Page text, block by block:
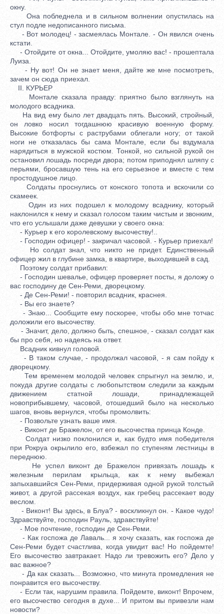
окну.
Она побледнела и в сильном волнении опустилась на
стул подле недописанного письма.
- Вот молодец! - засмеялась Монтале. - Он явился очень
кстати.
- Отойдите от окна... Отойдите, умоляю вас! - прошептала
Луиза.
- Ну вот! Он не знает меня, дайте же мне посмотреть,
зачем он сюда приехал.
II. КУРЬЕР
Монтале сказала правду: приятно было взглянуть на
молодого всадника.
На вид ему было лет двадцать пять. Высокий, стройный,
он ловко носил тогдашнюю красивую военную форму.
Высокие ботфорты с раструбами облегали ногу; от такой
ноги не отказалась бы сама Монтале, если бы вздумала
нарядиться в мужской костюм. Тонкой, но сильной рукой он
остановил лошадь посреди двора; потом приподнял шляпу с
перьями, бросавшую тень на его серьезное и вместе с тем
простодушное лицо.
Солдаты проснулись от конского топота и вскочили со
скамеек.
Один из них подошел к молодому всаднику, который
наклонился к нему и сказал голосом таким чистым и звонким,
что его услышали даже девушки у своего окна:
- Курьер к его королевскому высочеству!..
- Господин офицер! - закричал часовой. - Курьер приехал!
Но солдат знал, что никто не придет. Единственный
офицер жил в глубине замка, в квартире, выходившей в сад.
Поэтому солдат прибавил:
- Господин шевалье, офицер проверяет посты, я доложу о
вас господину де Сен-Реми, дворецкому.
- Де Сен-Реми! - повторил всадник, краснея.
- Вы его знаете?
- Знаю... Сообщите ему поскорее, чтобы обо мне тотчас
доложили его высочеству.
- Значит, дело, должно быть, спешное, - сказал солдат как
бы про себя, но надеясь на ответ.
Всадник кивнул головой.
- В таком случае, - продолжал часовой, - я сам пойду к
дворецкому.
Тем временем молодой человек спрыгнул на землю, и,
покуда другие солдаты с любопытством следили за каждым
движением статной лошади, принадлежащей
новоприбывшему, часовой, отошедший было на несколько
шагов, вновь вернулся, чтобы промолвить:
- Позвольте узнать ваше имя.
- Виконт де Бражелон, от его высочества принца Конде.
Солдат низко поклонился и, как будто имя победителя
при Рокруа окрылило его, взбежал по ступеням лестницы в
переднюю.
Не успел виконт де Бражелон привязать лошадь к
железным перилам крыльца, как к нему выбежал
запыхавшийся Сен-Реми, придерживая одной рукой толстый
живот, а другой рассекая воздух, как гребец рассекает воду
веслом.
- Виконт! Вы здесь, в Блуа? - воскликнул он. - Какое чудо!
Здравствуйте, господин Рауль, здравствуйте!
- Мое почтение, господин де Сен-Реми.
- Как госпожа де Лаваль... я хочу сказать, как госпожа де
Сен-Реми будет счастлива, когда увидит вас! Но пойдемте!
Его высочество завтракает. Надо ли тревожить его? Дело у
вас важное?
- Да как сказать... Возможно, что минута промедления не
понравится его высочеству.
- Если так, нарушим правила. Пойдемте, виконт! Впрочем,
его высочество сегодня в духе... И притом вы привезли нам
новости?